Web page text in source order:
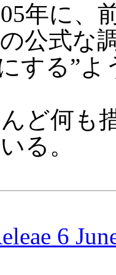
年に、
公式な
する”
ど何も
る。
6